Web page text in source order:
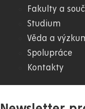
01.
WWW
Fakulty a
Studium
Věda a
Spolupráce
Kontakty